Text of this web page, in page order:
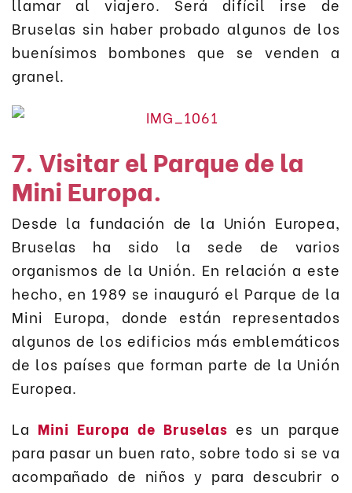
llamar al viajero. Será difícil irse de
Bruselas sin haber probado algunos de los
buenísimos bombones que se venden a
granel.
7. Visitar el Parque de la
Mini Europa.
Desde la fundación de la Unión Europea,
Bruselas ha sido la sede de varios
organismos de la Unión. En relación a este
hecho, en 1989 se inauguró el Parque de la
Mini Europa, donde están representados
algunos de los edificios más emblemáticos
de los países que forman parte de la Unión
Europea.
La Mini Europa de Bruselas es un parque
para pasar un buen rato, sobre todo si se va
acompañado de niños y para descubrir o